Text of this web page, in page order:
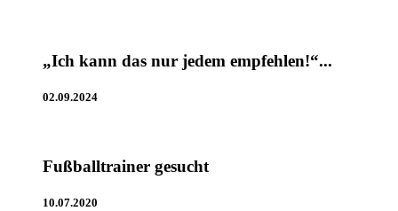
„Ich kann das nur jedem empfehlen!“...
02.09.2024
Fußballtrainer gesucht
10.07.2020